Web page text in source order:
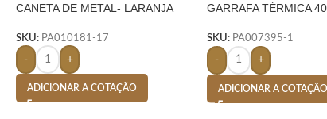
CANETA DE METAL- LARANJA
SKU: PA010181-17
- +
ADICIONAR A COTAÇÃO
GARRAFA TÉRMICA
SKU: PA007395-1
- +
ADICIONAR A COTAÇÃO